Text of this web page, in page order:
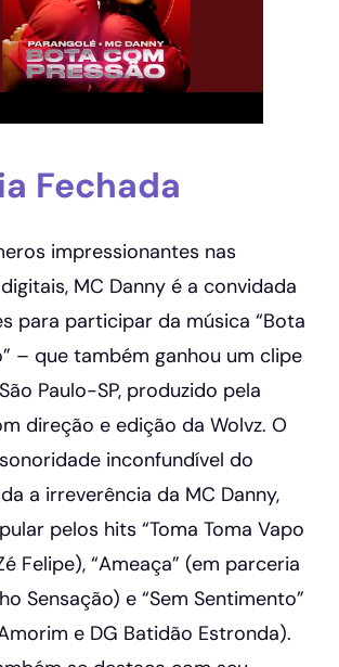
Fechada
impressionantes nas
MC Danny é a convidada
para participar da música “Bota
– que também ganhou um clipe
Paulo-SP, produzido pela
direção e edição da Wolvz. O
inconfundível do
a irreverência da MC Danny,
pelos hits “Toma Toma Vapo
Felipe), “Ameaça” (em parceria
Sensação) e “Sem Sentimento”
e DG Batidão Estronda).